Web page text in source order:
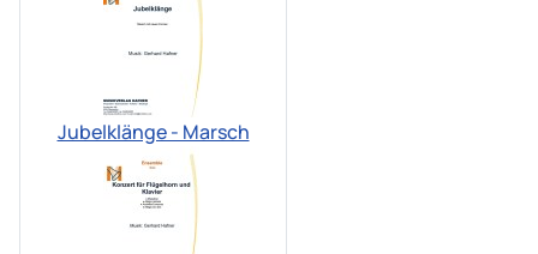
Jubelklänge - Marsch